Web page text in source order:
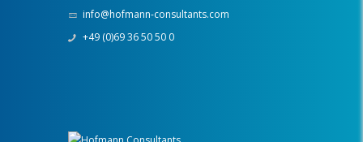
info@hofmann-consultants.com
+49 (0)69 36 50 50 0